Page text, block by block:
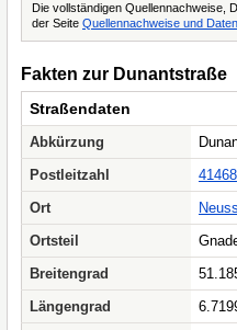
Die vollständigen Quellennachweise,
der Seite Quellennachweise und
Fakten zur Dunantstraße
Straßendaten
Abkürzung
Postleitzahl
41468
Ort
Neuss
Ortsteil
Breitengrad
Längengrad